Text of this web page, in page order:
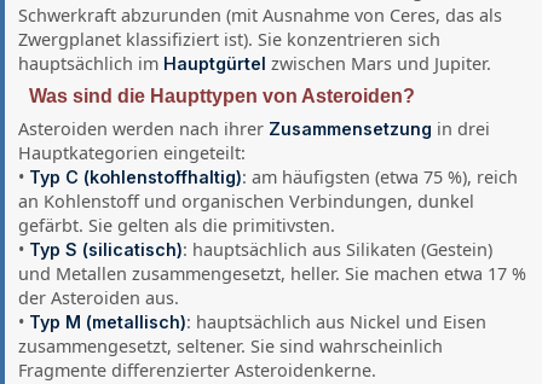
Schwerkraft abzurunden (mit Ausnahme von Ceres, das als
Zwergplanet klassifiziert ist). Sie konzentrieren sich
hauptsächlich im Hauptgürtel zwischen Mars und Jupiter.
Was sind die Haupttypen von Asteroiden?
Asteroiden werden nach ihrer Zusammensetzung in drei
Hauptkategorien eingeteilt:
• Typ C (kohlenstoffhaltig): am häufigsten (etwa 75 %), reich
an Kohlenstoff und organischen Verbindungen, dunkel
gefärbt. Sie gelten als die primitivsten.
• Typ S (silicatisch): hauptsächlich aus Silikaten (Gestein)
und Metallen zusammengesetzt, heller. Sie machen etwa 17 %
der Asteroiden aus.
• Typ M (metallisch): hauptsächlich aus Nickel und Eisen
zusammengesetzt, seltener. Sie sind wahrscheinlich
Fragmente differenzierter Asteroidenkerne.